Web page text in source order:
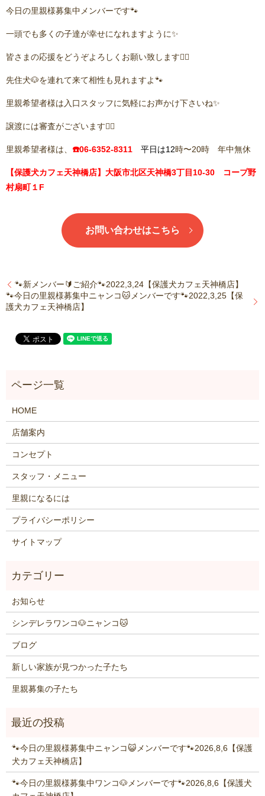
今日の里親様募集中メンバーです🐾
一頭でも多くの子達が幸せになれますように✨
皆さまの応援をどうぞよろしくお願い致します🙇‍♂️
先住犬🐶を連れて来て相性も見れますよ🐾
里親希望者様は入口スタッフに気軽にお声かけ下さいね✨
譲渡には審査がございます🙇‍♂️
里親希望者様は、 ☎️06-6352-8311 平日は12時〜20時 年中無休
【保護犬カフェ天神橋店】大阪市北区天神橋3丁目10-30 コープ野
村扇町１F
お問い合わせはこちら
🐾新メンバー🔰ご紹介🐾2022,3,24【保護犬カフェ天神橋店】
🐾今日の里親様募集中ニャンコ🐱メンバーです🐾2022,3,25【保
護犬カフェ天神橋店】
HOME
店舗案内
コンセプト
スタッフ・メニュー
里親になるには
プライバシーポリシー
サイトマップ
お知らせ
シンデレラワンコ🐶ニャンコ🐱
ブログ
新しい家族が見つかった子たち
里親募集の子たち
🐾今日の里親様募集中ニャンコ😺メンバーです🐾2026,8,6【保護
犬カフェ天神橋店】
🐾今日の里親様募集中ワンコ🐶メンバーです🐾2026,8,6【保護犬